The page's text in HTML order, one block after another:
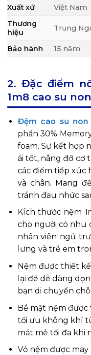
Xuất xứ
Việt Nam
Thương
hiệu
Trung
Bảo hành 15 năm
2. Đặc điểm
1m8 cao su
Đệm cao su non
phần 30%
foam. Sự kết hợp
ái tốt, nâng đỡ cơ
các điểm tiếp xúc
và chân. Mang
tránh đau nhức
Kích thước nệm
cho người có nhu
nhân viên ngủ
lưng và trẻ em
Nệm được thiết
lại để dễ dàng
bạn di chuyển chỗ
Bề mặt nệm
tối ưu không khí
mát mẻ tối đa khi
Vỏ nệm được